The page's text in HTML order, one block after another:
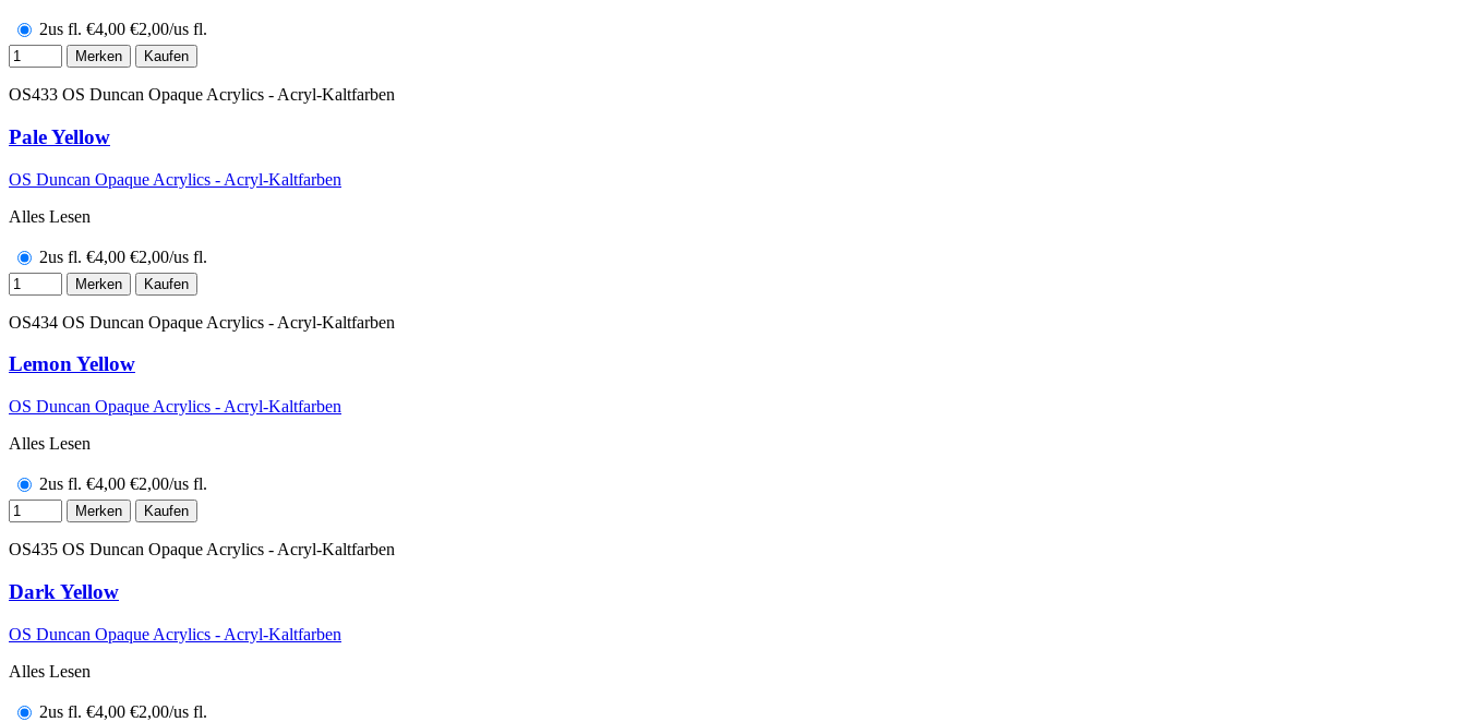
2us fl. €4,00 €2,00/us fl.
Merken Kaufen
OS433 OS Duncan Opaque Acrylics - Acryl-Kaltfarben
Pale Yellow
OS Duncan Opaque Acrylics - Acryl-Kaltfarben
Alles Lesen
2us fl. €4,00 €2,00/us fl.
Merken Kaufen
OS434 OS Duncan Opaque Acrylics - Acryl-Kaltfarben
Lemon Yellow
OS Duncan Opaque Acrylics - Acryl-Kaltfarben
Alles Lesen
2us fl. €4,00 €2,00/us fl.
Merken Kaufen
OS435 OS Duncan Opaque Acrylics - Acryl-Kaltfarben
Dark Yellow
OS Duncan Opaque Acrylics - Acryl-Kaltfarben
Alles Lesen
2us fl. €4,00 €2,00/us fl.